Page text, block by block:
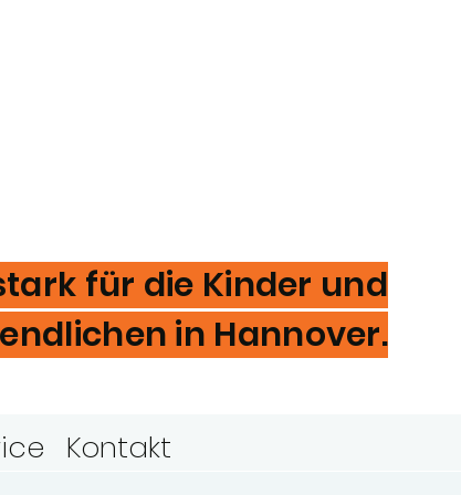
für die Kinder und
in Hannover.
Kontakt